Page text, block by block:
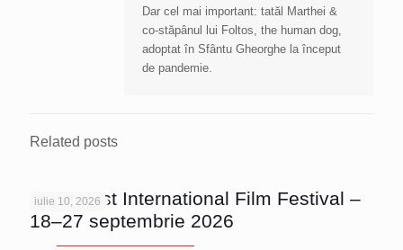
Dar cel mai important: tatăl Marthei &
co-stăpânul lui Foltos, the human dog,
adoptat în Sfântu Gheorghe la început
de pandemie.
Related posts
iulie 10, 2026
Bucharest International Film Festival –
18–27 septembrie 2026